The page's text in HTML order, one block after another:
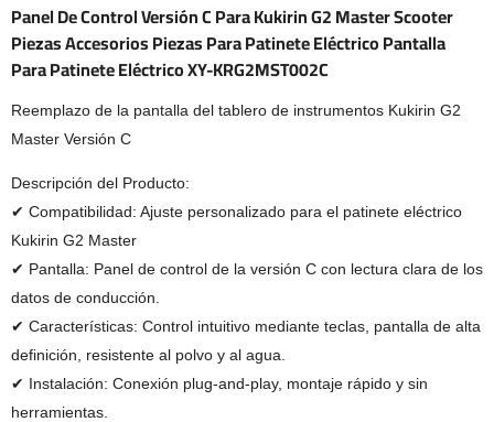
Panel De Control Versión C Para Kukirin G2 Master Scooter
Piezas Accesorios Piezas Para Patinete Eléctrico Pantalla
Para Patinete Eléctrico XY-KRG2MST002C
Reemplazo de la pantalla del tablero de instrumentos Kukirin G2
Master Versión C
Descripción del Producto:
✔ Compatibilidad: Ajuste personalizado para el patinete eléctrico
Kukirin G2 Master
✔ Pantalla: Panel de control de la versión C con lectura clara de los
datos de conducción.
✔ Características: Control intuitivo mediante teclas, pantalla de alta
definición, resistente al polvo y al agua.
✔ Instalación: Conexión plug-and-play, montaje rápido y sin
herramientas.